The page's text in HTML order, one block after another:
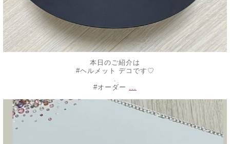
本日のご紹介は
#ヘルメット デコです♡
.
#オーダー
decojewelrymahalo
10月 16